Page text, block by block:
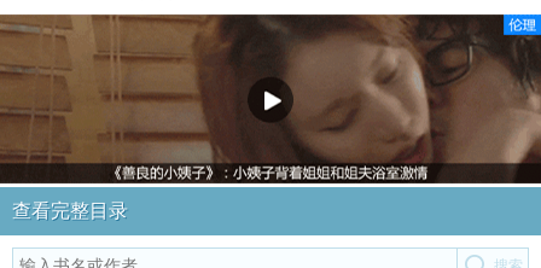
查看完整目录